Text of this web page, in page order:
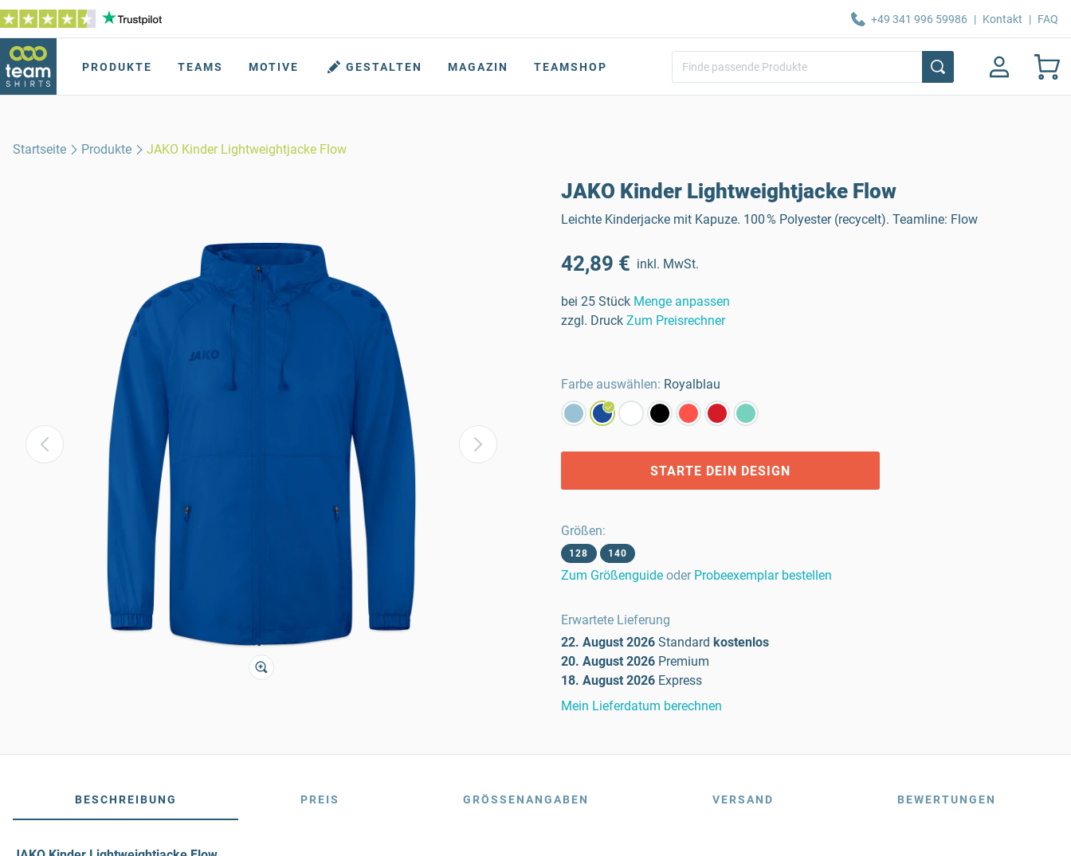
+49 341 996 59986 | Kontakt | FAQ
PRODUKTE TEAMS MOTIVE GESTALTEN MAGAZIN TEAMSHOP
Startseite Produkte JAKO Kinder Lightweightjacke Flow
JAKO Kinder Lightweightjacke Flow
Leichte Kinderjacke mit Kapuze. 100 % Polyester (recycelt). Teamline: Flow
42,89 € inkl. MwSt.
bei 25 Stück Menge anpassen
zzgl. Druck Zum Preisrechner
Farbe auswählen: Royalblau
STARTE DEIN DESIGN
Größen:
128 140
Zum Größenguide oder Probeexemplar bestellen
Erwartete Lieferung
22. August 2026 Standard kostenlos
20. August 2026 Premium
18. August 2026 Express
Mein Lieferdatum berechnen
BESCHREIBUNG PREIS GRÖSSENANGABEN VERSAND BEWERTUNGEN